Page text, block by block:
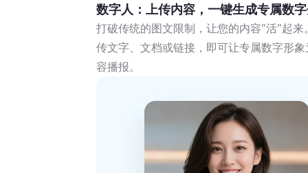
数字人：上传内容，一键生成专属数
打破传统的图文限制，让您的内容"活"起
传文字、文档或链接，即可让专属数字形
容播报。